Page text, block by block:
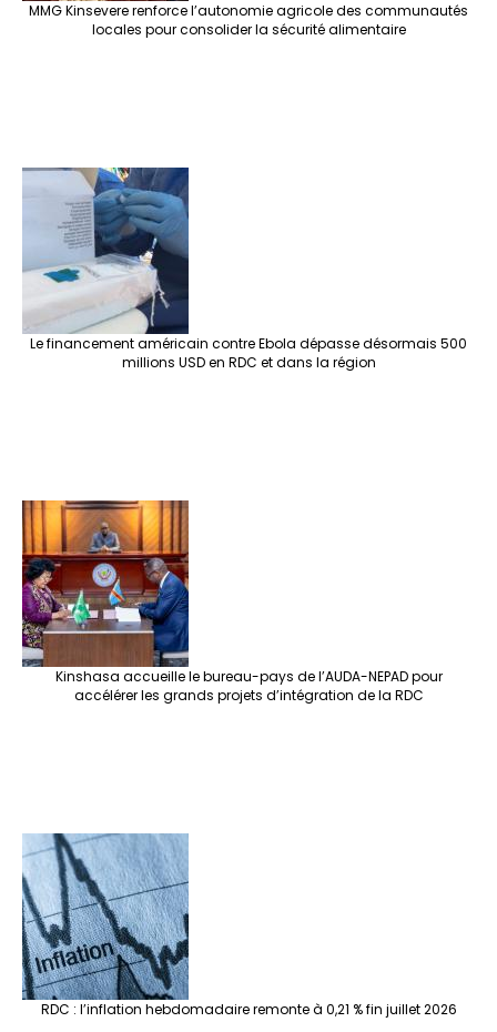
MMG Kinsevere renforce l’autonomie agricole des communautés
locales pour consolider la sécurité alimentaire
Le financement américain contre Ebola dépasse désormais 500
millions USD en RDC et dans la région
Kinshasa accueille le bureau-pays de l’AUDA-NEPAD pour
accélérer les grands projets d’intégration de la RDC
RDC : l’inflation hebdomadaire remonte à 0,21 % fin juillet 2026